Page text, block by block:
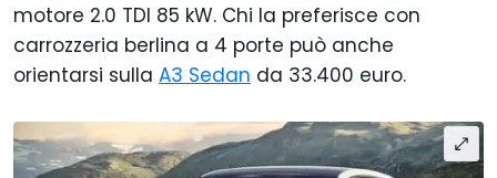
motore 2.0 TDI 85 kW. Chi la preferisce con
carrozzeria berlina a 4 porte può anche
orientarsi sulla A3 Sedan da 33.400 euro.